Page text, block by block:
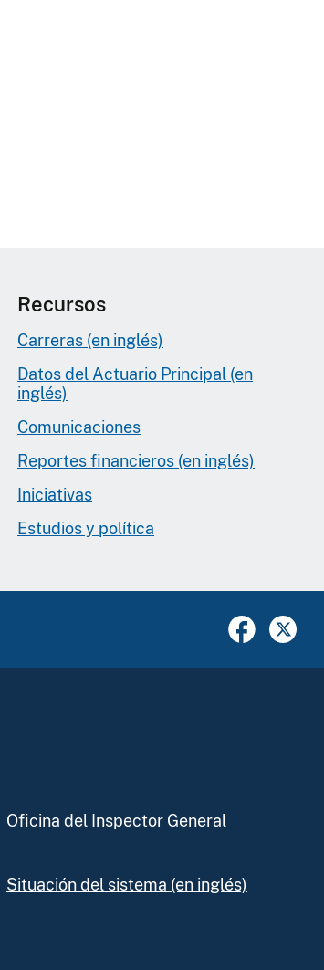
Recursos
Carreras (en inglés)
Datos del Actuario Principal (en
inglés)
Comunicaciones
Reportes financieros (en inglés)
Iniciativas
Estudios y política
Oficina del Inspector General
Situación del sistema (en inglés)